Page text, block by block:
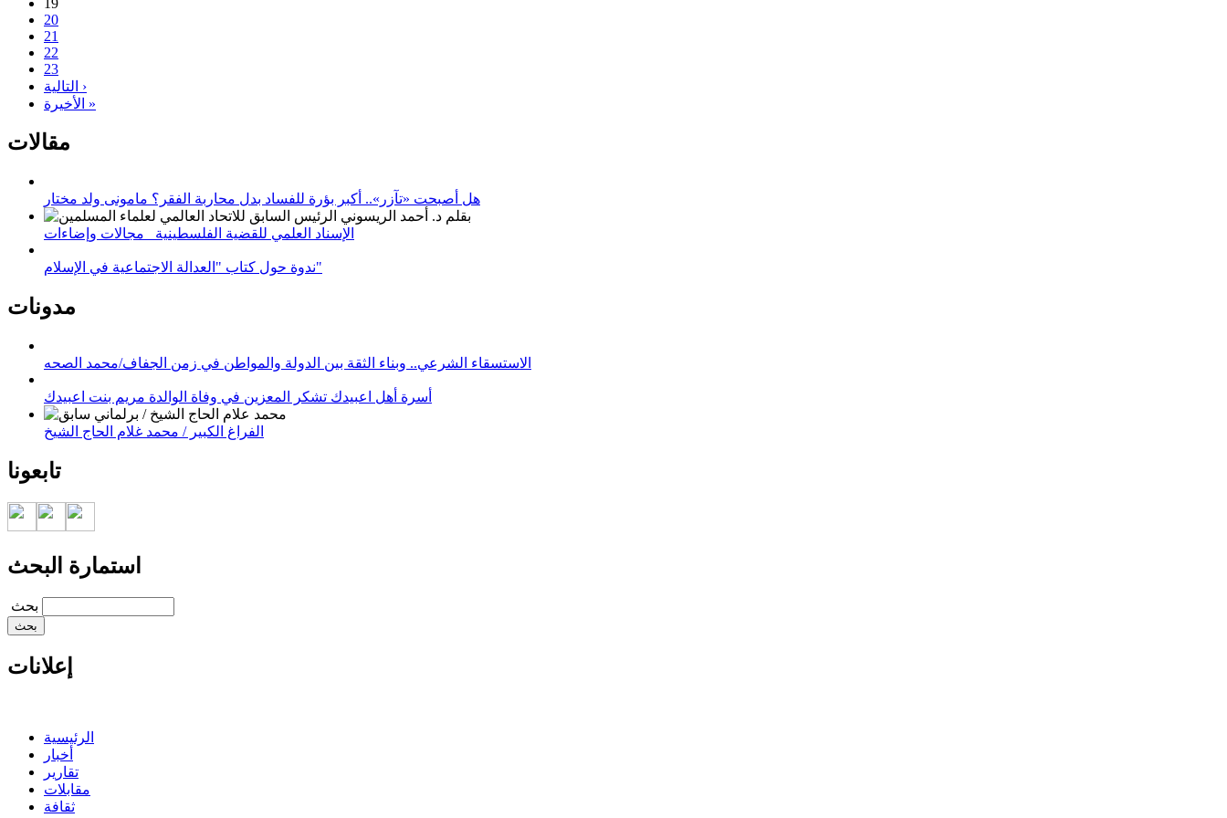
20
21
22
23
التالية ›
الأخيرة »
مقالات
هل أصبحت «تآزر».. أكبر بؤرة للفساد بدل محاربة الفقر؟ مامونى ولد مختار
الإسناد العلمي للقضية الفلسطينية_ مجالات وإضاءات
ندوة حول كتاب "العدالة الاجتماعية في الإسلام"
مدونات
الاستسقاء الشرعي.. وبناء الثقة بين الدولة والمواطن في زمن الجفاف/محمد الصحه
أسرة أهل اعبيدك تشكر المعزين في وفاة الوالدة مريم بنت اعبيدك
الفراغ الكبير / محمد غلام الحاج الشيخ
تابعونا
استمارة البحث
‏بحث ‏
إعلانات
الرئيسية
أخبار
تقارير
مقابلات
ثقافة